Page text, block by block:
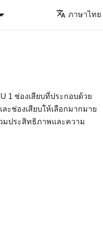
ภาษาไทย
1 ช่องเสียบที่ประกอบด้วย
ะช่องเสียบให้เลือกมากมาย
มประสิทธิภาพและความ